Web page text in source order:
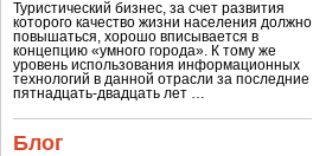
Туристический бизнес, за счет развития
которого качество жизни населения должно
повышаться, хорошо вписывается в
концепцию «умного города». К тому же
уровень использования информационных
технологий в данной отрасли за последние
пятнадцать-двадцать лет …
Блог